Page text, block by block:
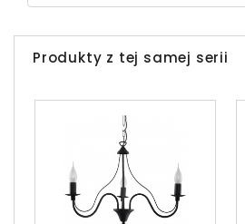
Produkty z tej samej serii